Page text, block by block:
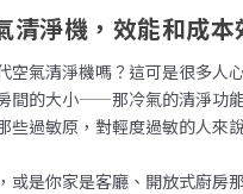
清淨機，效能和成本
空氣清淨機嗎？這可是很多
的大小——那冷氣的清淨功
些過敏原，對輕度過敏的人來
或是你家是客廳、開放式廚房